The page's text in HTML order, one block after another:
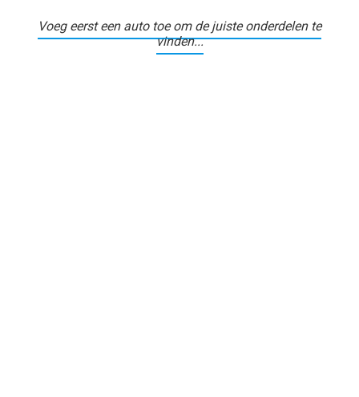
Voeg eerst een auto toe om de juiste onderdelen te
vinden...